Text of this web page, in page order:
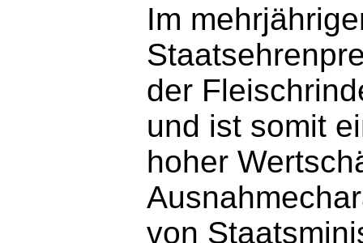
Im
der
und ist somit
hoher
von